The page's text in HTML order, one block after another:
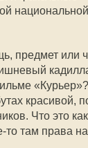
национальной
предмет или
красивой,
Что это
то там права